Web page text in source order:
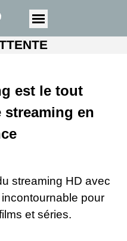
est le tout
streaming en
streaming HD avec
pour
et séries.